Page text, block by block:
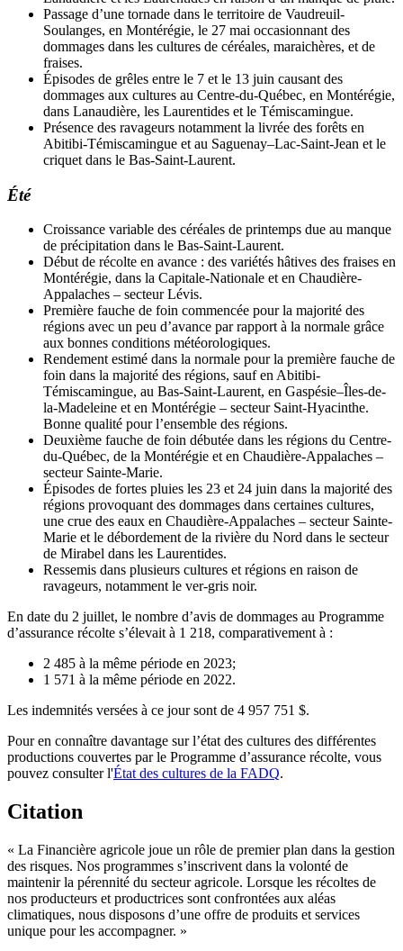
Passage d’une tornade dans le territoire de Vaudreuil-
Soulanges, en Montérégie, le 27 mai occasionnant des
dommages dans les cultures de céréales, maraichères, et de
fraises.
Épisodes de grêles entre le 7 et le 13 juin causant des
dommages aux cultures au Centre-du-Québec, en Montérégie,
dans Lanaudière, les Laurentides et le Témiscamingue.
Présence des ravageurs notamment la livrée des forêts en
Abitibi-Témiscamingue et au Saguenay–Lac-Saint-Jean et le
criquet dans le Bas-Saint-Laurent.
Été
Croissance variable des céréales de printemps due au manque
de précipitation dans le Bas-Saint-Laurent.
Début de récolte en avance : des variétés hâtives des fraises en
Montérégie, dans la Capitale-Nationale et en Chaudière-
Appalaches – secteur Lévis.
Première fauche de foin commencée pour la majorité des
régions avec un peu d’avance par rapport à la normale grâce
aux bonnes conditions météorologiques.
Rendement estimé dans la normale pour la première fauche de
foin dans la majorité des régions, sauf en Abitibi-
Témiscamingue, au Bas-Saint-Laurent, en Gaspésie–Îles-de-
la-Madeleine et en Montérégie – secteur Saint-Hyacinthe.
Bonne qualité pour l’ensemble des régions.
Deuxième fauche de foin débutée dans les régions du Centre-
du-Québec, de la Montérégie et en Chaudière-Appalaches –
secteur Sainte-Marie.
Épisodes de fortes pluies les 23 et 24 juin dans la majorité des
régions provoquant des dommages dans certaines cultures,
une crue des eaux en Chaudière-Appalaches – secteur Sainte-
Marie et le débordement de la rivière du Nord dans le secteur
de Mirabel dans les Laurentides.
Ressemis dans plusieurs cultures et régions en raison de
ravageurs, notamment le ver-gris noir.
En date du 2 juillet, le nombre d’avis de dommages au Programme
d’assurance récolte s’élevait à 1 218, comparativement à :
2 485 à la même période en 2023;
1 571 à la même période en 2022.
Les indemnités versées à ce jour sont de 4 957 751 $.
Pour en connaître davantage sur l’état des cultures des différentes
productions couvertes par le Programme d’assurance récolte, vous
pouvez consulter l'État des cultures de la FADQ.
Citation
« La Financière agricole joue un rôle de premier plan dans la gestion
des risques. Nos programmes s’inscrivent dans la volonté de
maintenir la pérennité du secteur agricole. Lorsque les récoltes de
nos producteurs et productrices sont confrontées aux aléas
climatiques, nous disposons d’une offre de produits et services
unique pour les accompagner. »